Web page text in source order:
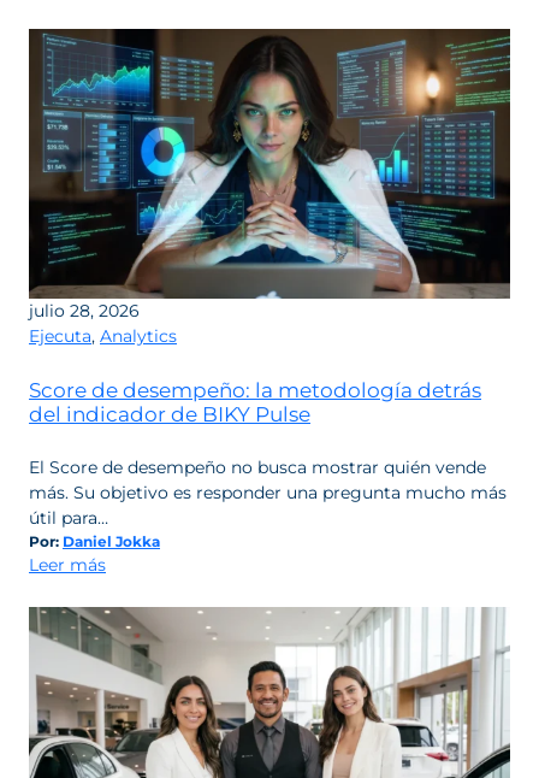
autos
en
México:
quién
ganó
participación
y
revela
el
cierre
de
julio 28, 2026
Ejecuta, Analytics
Score de desempeño: la metodología detrás
del indicador de BIKY Pulse
El Score de desempeño no busca mostrar quién vende
más. Su objetivo es responder una pregunta mucho más
útil para…
Por: Daniel Jokka
Leer más:
de
desempeño:
la
metodología
detrás
del
indicador